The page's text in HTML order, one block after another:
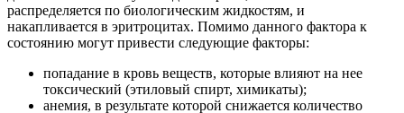
распределяется по биологическим жидкостям, и
накапливается в эритроцитах. Помимо данного фактора к
состоянию могут привести следующие факторы:
попадание в кровь веществ, которые влияют на нее
токсический (этиловый спирт, химикаты);
анемия, в результате которой снижается количество